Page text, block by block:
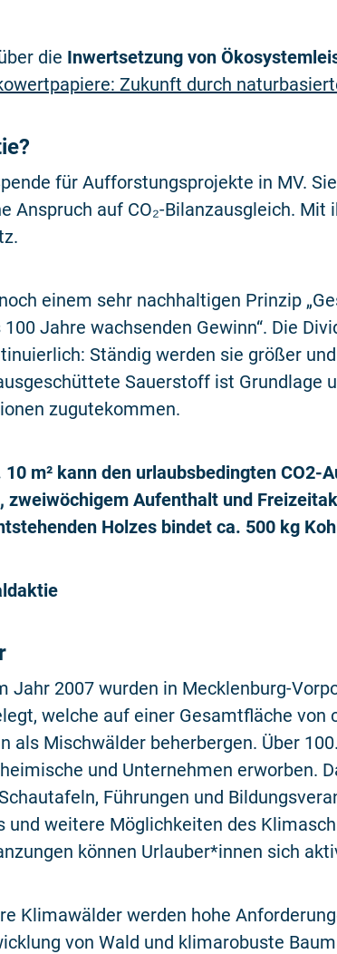
die Inwertsetzung von
Zukunft durch
für Aufforstungsprojekte in MV.
Anspruch auf CO₂-Bilanzausgleich.
einem sehr nachhaltigen Prinzip
Jahre wachsenden Gewinn“. Die
Ständig werden sie größer
Sauerstoff ist Grundlage
zugutekommen.
10 m² kann den urlaubsbedingten
zweiwöchigem Aufenthalt und
Holzes bindet ca. 500 kg
Jahr 2007 wurden in Mecklenburg-
welche auf einer Gesamtfläche von
als Mischwälder beherbergen. Über
und Unternehmen erworben.
Führungen und
und weitere Möglichkeiten des
können Urlauber*innen sich
Klimawälder werden hohe
von Wald und klimarobuste